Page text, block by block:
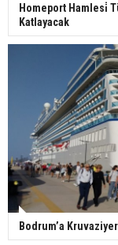
Homeport Hamlesi̇
Katlayacak
Bodrum’a